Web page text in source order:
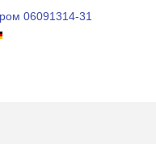
06091314-31